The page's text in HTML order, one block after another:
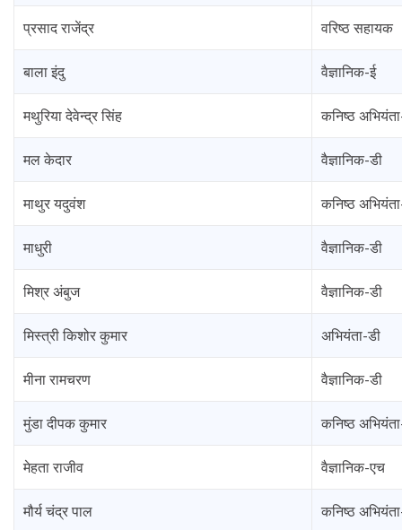
प्रसाद राजेंद्र वरिष्ठ सहायक
बाला इंदु वैज्ञानिक-ई
मथुरिया देवेन्द्र सिंह कनिष्ठ
मल केदार वैज्ञानिक-डी
माथुर यदुवंश कनिष्ठ
माधुरी वैज्ञानिक-डी
मिश्र अंबुज वैज्ञानिक-डी
मिस्त्री किशोर कुमार अभियंता-डी
मीना रामचरण वैज्ञानिक-डी
मुंडा दीपक कुमार कनिष्ठ
मेहता राजीव वैज्ञानिक-एच
मौर्य चंद्र पाल कनिष्ठ